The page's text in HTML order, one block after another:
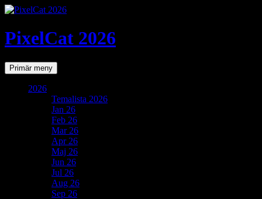
PixelCat 2026
SökPrimär meny Gå
till
2026
Temalista 2026
Jan 26
Feb 26
Mar 26
Apr 26
Maj 26
Jun 26
Jul 26
Aug 26
Sep 26